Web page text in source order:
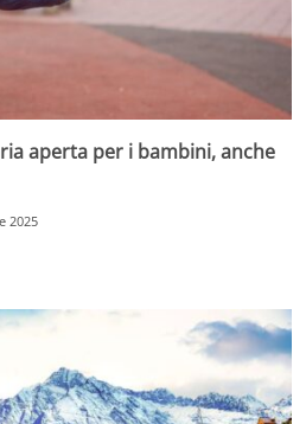
aperta per i bambini, anche
2025